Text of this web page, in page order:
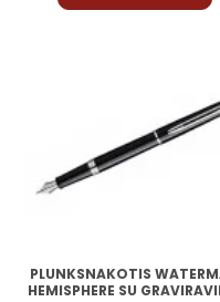
PLUNKSNAKOTIS
HEMISPHERE SU